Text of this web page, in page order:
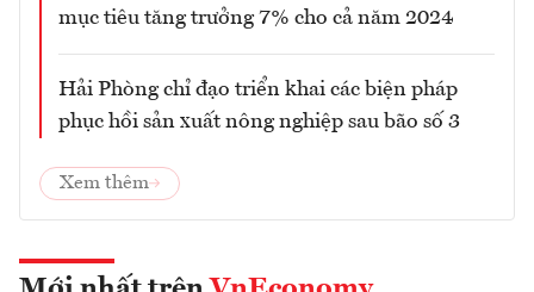
mục tiêu tăng trưởng 7% cho cả năm 2024
Hải Phòng chỉ đạo triển khai các biện pháp
phục hồi sản xuất nông nghiệp sau bão số 3
Xem thêm